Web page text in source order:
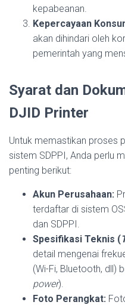
kepabeanan.
Kepercayaan
akan dihindari oleh
pemerintah yang
Syarat dan
DJID Printer
Untuk memastikan proses
sistem SDPPI, Anda perlu
penting berikut:
Akun Perusahaan:
terdaftar di sistem
dan SDPPI.
Spesifikasi Teknis (
detail mengenai
(Wi-Fi, Bluetooth, dll)
power).
Foto Perangkat: